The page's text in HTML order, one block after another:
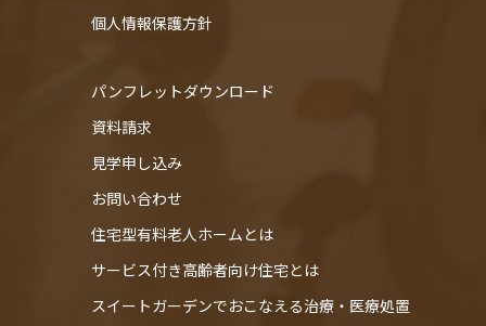
個人情報保護方針
パンフレットダウンロード
資料請求
見学申し込み
お問い合わせ
住宅型有料老人ホームとは
サービス付き高齢者向け住宅とは
スイートガーデンでおこなえる治療・医療処置